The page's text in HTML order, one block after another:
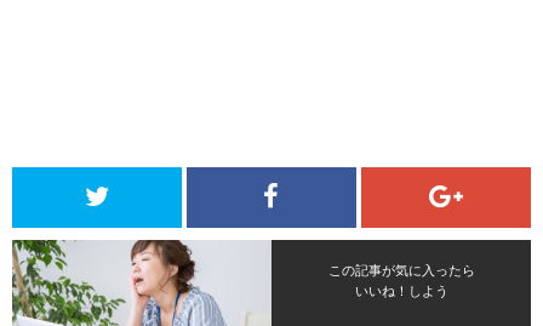
この記事が気に入ったら
いいね！しよう